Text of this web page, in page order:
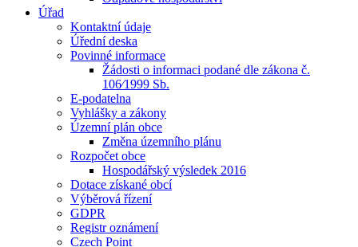
Úřad
Kontaktní údaje
Úřední deska
Povinné informace
Žádosti o informaci podané dle zákona č.
106⁄1999 Sb.
E-podatelna
Vyhlášky a zákony
Územní plán obce
Změna územního plánu
Rozpočet obce
Hospodářský výsledek 2016
Dotace získané obcí
Výběrová řízení
GDPR
Registr oznámení
Czech Point